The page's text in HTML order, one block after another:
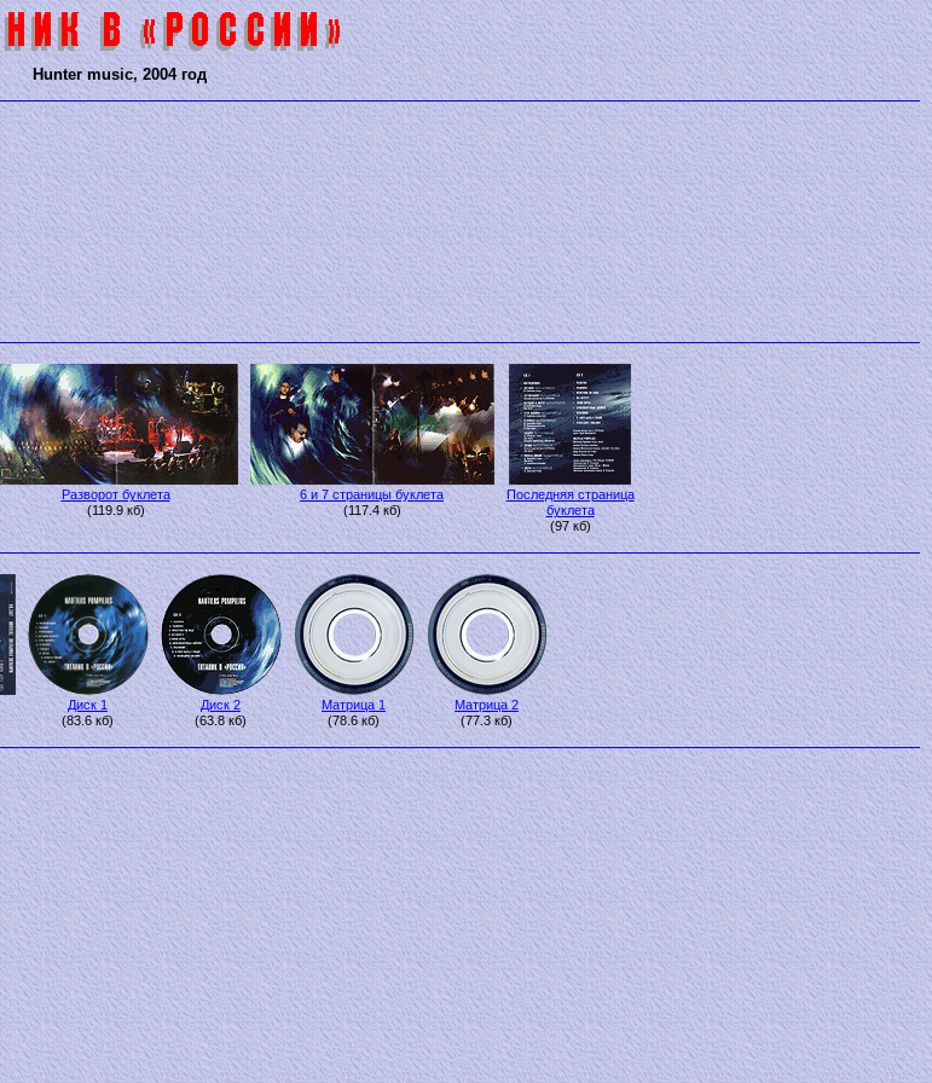
Hunter music, 2004 год
Разворот буклета
(119.9 кб)
6 и 7 страницы буклета
(117.4 кб)
Последняя страница
буклета
(97 кб)
Диск 1
(83.6 кб)
Диск 2
(63.8 кб)
Матрица 1
(78.6 кб)
Матрица 2
(77.3 кб)